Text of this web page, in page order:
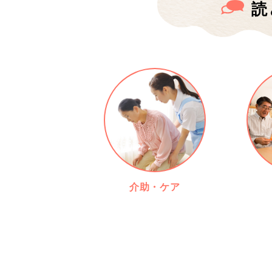
介助・ケア